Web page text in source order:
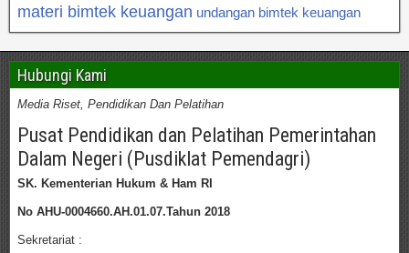
materi bimtek keuangan undangan bimtek keuangan
Hubungi Kami
Media Riset, Pendidikan Dan Pelatihan
Pusat Pendidikan dan Pelatihan Pemerintahan
Dalam Negeri (Pusdiklat Pemendagri)
SK. Kementerian Hukum & Ham RI
No AHU-0004660.AH.01.07.Tahun 2018
Sekretariat :